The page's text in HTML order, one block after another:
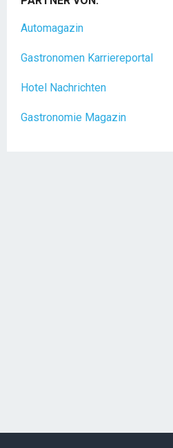
Urlaubsfeeling Chef de Rang
(m/w/d) Du bist Gastgeber aus